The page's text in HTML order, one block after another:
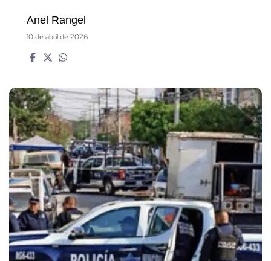
Anel Rangel
10 de abril de 2026